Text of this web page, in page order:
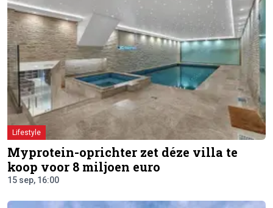
Lifestyle
Myprotein-oprichter zet déze villa te
koop voor 8 miljoen euro
15 sep, 16:00